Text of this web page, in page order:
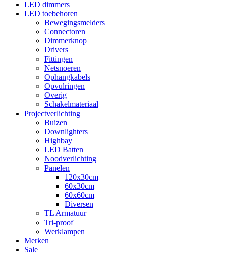
LED dimmers
LED toebehoren
Bewegingsmelders
Connectoren
Dimmerknop
Drivers
Fittingen
Netsnoeren
Ophangkabels
Opvulringen
Overig
Schakelmateriaal
Projectverlichting
Buizen
Downlighters
Highbay
LED Batten
Noodverlichting
Panelen
120x30cm
60x30cm
60x60cm
Diversen
TL Armatuur
Tri-proof
Werklampen
Merken
Sale